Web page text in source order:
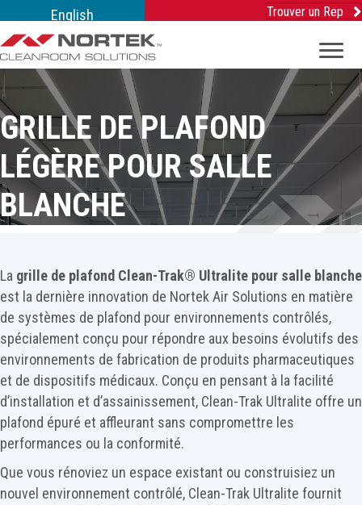
English Trouver un Rep
GRILLE DE PLAFOND
LÉGÈRE POUR SALLE
BLANCHE
La grille de plafond Clean-Trak® Ultralite pour salle blanche
est la dernière innovation de Nortek Air Solutions en matière
de systèmes de plafond pour environnements contrôlés,
spécialement conçu pour répondre aux besoins évolutifs des
environnements de fabrication de produits pharmaceutiques
et de dispositifs médicaux. Conçu en pensant à la facilité
d’installation et d’assainissement, Clean-Trak Ultralite offre un
plafond épuré et affleurant sans compromettre les
performances ou la conformité.
Que vous rénoviez un espace existant ou construisiez un
nouvel environnement contrôlé, Clean-Trak Ultralite fournit